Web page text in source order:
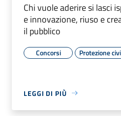
Chi vuole aderire si lasci
e innovazione, riuso e
il pubblico
Concorsi Protezione
LEGGI DI PIÙ